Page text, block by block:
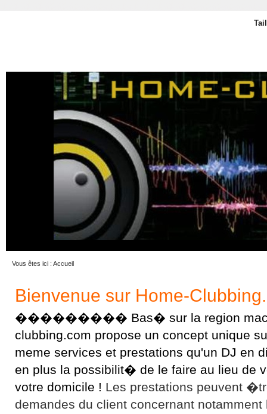
Vous êtes ici : Accueil
Bienvenue sur Home-
��������� Bas� sur la region
clubbing.com propose un concept unique
meme services et prestations qu'un DJ en
en plus la possibilit� de le faire au lieu de
votre domicile ! Les prestations peuvent
demandes du client concernant